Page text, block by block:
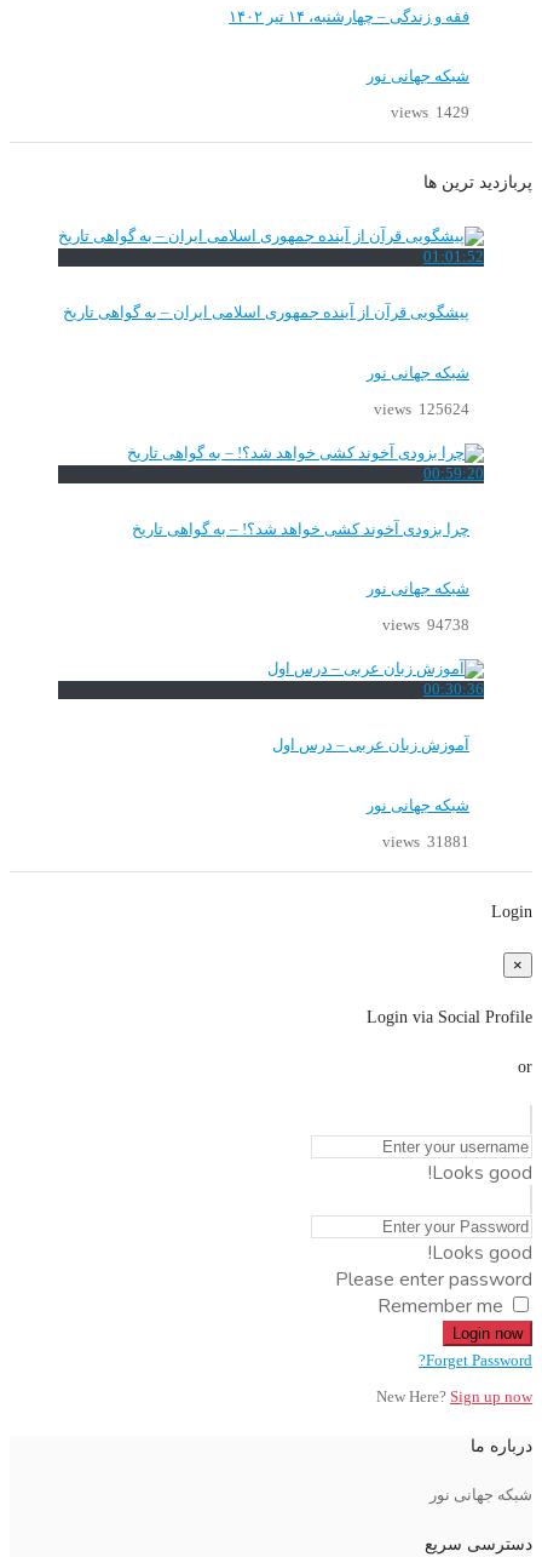
فقه و زندگی – چهارشنبه، ۱۴ تیر ۱۴۰۲
شبکه جهانی نور
1429 views
پربازدید ترین ها
01:01:52
پیشگویی قرآن از آینده جمهوری اسلامی ایران – به گواهی تاریخ
شبکه جهانی نور
125624 views
00:59:20
چرا بزودی آخوند کشی خواهد شد؟! – به گواهی تاریخ
شبکه جهانی نور
94738 views
00:30:36
آموزش زبان عربی – درس اول
شبکه جهانی نور
31881 views
Login
×
Login via Social Profile
or
Looks good!
Looks good!
Please enter password
Remember me
Login now
Forget Password?
New Here? Sign up now
درباره ما
شبکه جهانی نور
دسترسی سریع